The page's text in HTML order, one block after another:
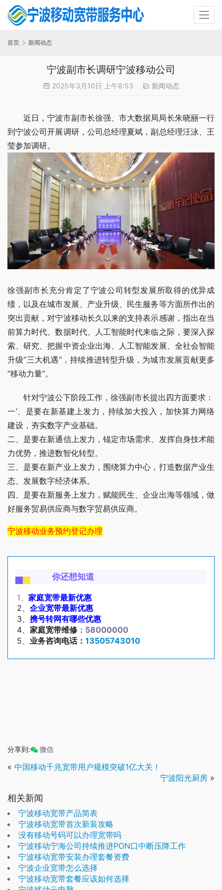
首页 新闻动态
宁波副市长调研宁波移动公司
2025年3月10日 上午8:53 新闻动态
近日，宁波市副市长徐强、市大数据局局长朱晓丽一行
到宁波公司开展调研，公司总经理夏斌，副总经理汪泳、王
莹参加调研。
徐强副市长充分肯定了宁波公司转型发展所取得的优异成
绩，以及在城市发展、产业升级、民生服务等方面所作出的
突出贡献，对宁波移动长久以来的支持表示感谢，指出在当
前算力时代、数据时代、人工智能时代来临之际，要深入探
索、研究、把握中资企业出海、人工智能发展、全社会智能
升级“三大机遇”，持续推进转型升级，为城市发展贡献更多
“移动力量”。
针对宁波公下阶段工作，徐强副市长提出四方面要求：
一’、是要在新基建上发力，持续加大投入，加快算力网络
建设，夯实数字产业基础。
二、是要在新通信上发力，锚定市场需求、发挥自身技术能
力优势，推进数智化转型。
三、是要在新产业上发力，围绕算力中心，打造数据产业生
态、发展数字经济体系。
四、是要在新服务上发力，赋能民生、企业出海等领域，做
好服务贸易供应商与数字贸易供应商。
宁波移动业务预约登记办理
你还想知道
1、 家庭宽带最新优惠
2、 企业宽带最新优惠
3、 携号转网有哪些优惠
4、 家庭宽带维修 ：58000000
5、 业务咨询电话： 13505743010
分享到: 微信
« 中国移动千兆宽带用户规模突破1亿大关！
宁波阳光厨房 »
相关新闻
宁波移动宽带产品简表
宁波移动宽带首次新装攻略
没有移动号码可以办理宽带吗
宁波移动宁海公司持续推进PON口中断压降工作
宁波移动宽带安装办理套餐资费
宁波企业宽带怎么选择
宁波移动宽带套餐应该如何选择